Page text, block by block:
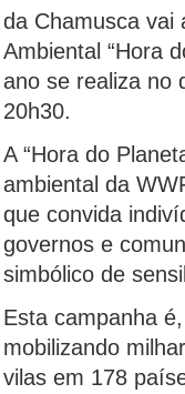
da Chamusca vai
Ambiental “Hora
ano se realiza no
20h30.
A “Hora do
ambiental da
que convida
governos e
simbólico de
Esta campanha
mobilizando
vilas em 178